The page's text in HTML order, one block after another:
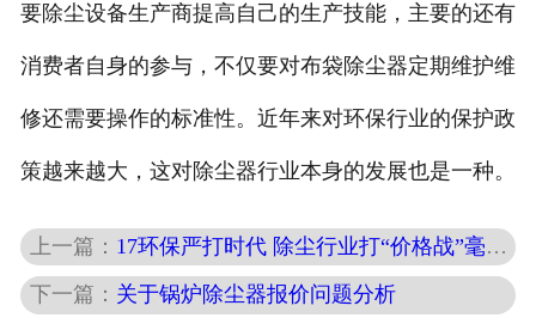
要除尘设备生产商提高自己的生产技能，主要的还有
消费者自身的参与，不仅要对布袋除尘器定期维护维
修还需要操作的标准性。近年来对环保行业的保护政
策越来越大，这对除尘器行业本身的发展也是一种。
上一篇： 17环保严打时代 除尘行业打“价格战”毫无意义
下一篇： 关于锅炉除尘器报价问题分析